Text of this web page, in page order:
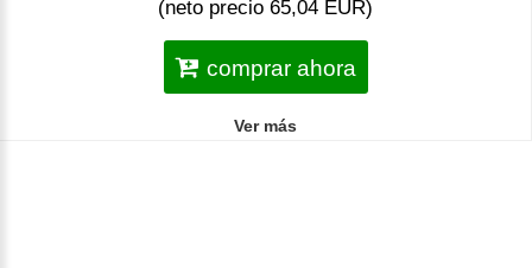
(neto precio 65,04 EUR)
comprar ahora
Ver más